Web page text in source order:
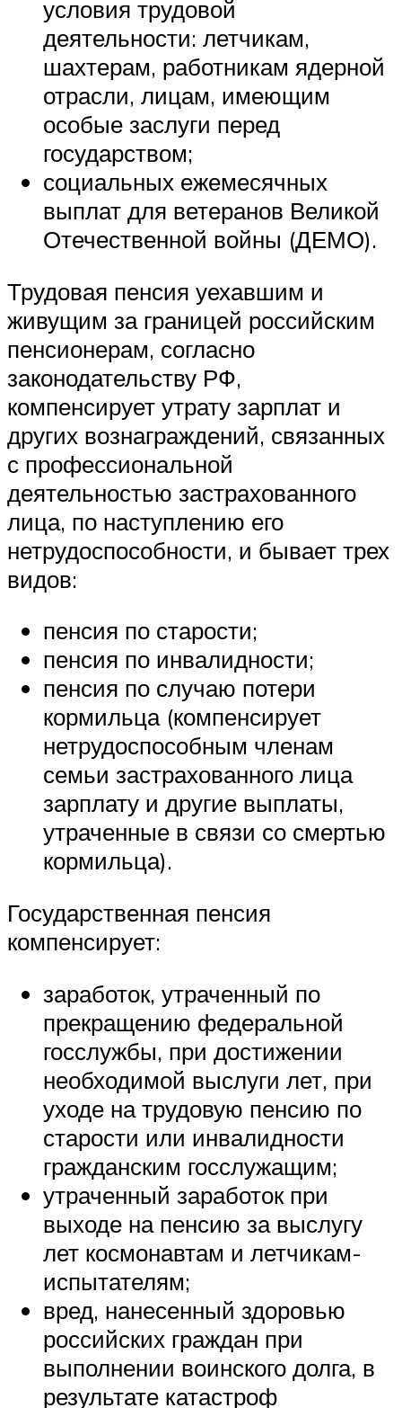
условия трудовой
деятельности: летчикам,
шахтерам, работникам ядерной
отрасли, лицам, имеющим
особые заслуги перед
государством;
социальных ежемесячных
выплат для ветеранов Великой
Отечественной войны (ДЕМО).
Трудовая пенсия уехавшим и
живущим за границей российским
пенсионерам, согласно
законодательству РФ,
компенсирует утрату зарплат и
других вознаграждений, связанных
с профессиональной
деятельностью застрахованного
лица, по наступлению его
нетрудоспособности, и бывает трех
видов:
пенсия по старости;
пенсия по инвалидности;
пенсия по случаю потери
кормильца (компенсирует
нетрудоспособным членам
семьи застрахованного лица
зарплату и другие выплаты,
утраченные в связи со смертью
кормильца).
Государственная пенсия
компенсирует:
заработок, утраченный по
прекращению федеральной
госслужбы, при достижении
необходимой выслуги лет, при
уходе на трудовую пенсию по
старости или инвалидности
гражданским госслужащим;
утраченный заработок при
выходе на пенсию за выслугу
лет космонавтам и летчикам-
испытателям;
вред, нанесенный здоровью
российских граждан при
выполнении воинского долга, в
результате катастроф